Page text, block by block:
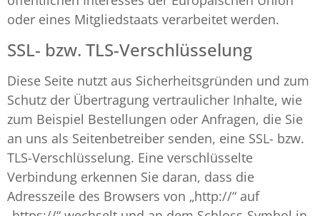
oder eines Mitgliedstaats verarbeitet werden.
SSL- bzw. TLS-Verschlüsselung
Diese Seite nutzt aus Sicherheitsgründen und zum
Schutz der Übertragung vertraulicher Inhalte, wie
zum Beispiel Bestellungen oder Anfragen, die Sie
an uns als Seitenbetreiber senden, eine SSL- bzw.
TLS-Verschlüsselung. Eine verschlüsselte
Verbindung erkennen Sie daran, dass die
Adresszeile des Browsers von „http://“ auf